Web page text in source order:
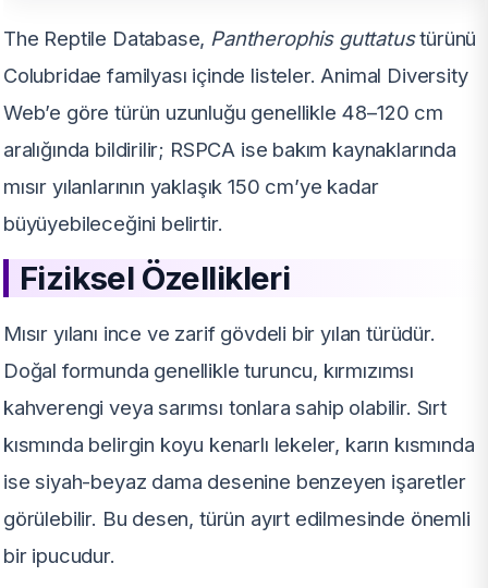
The Reptile Database, Pantherophis guttatustürünü
Colubridae familyası içinde listeler. Animal Diversity
Web’e göre türün uzunluğu genellikle 48–120 cm
aralığında bildirilir; RSPCA ise bakım kaynaklarında
mısır yılanlarının yaklaşık 150 cm’ye kadar
büyüyebileceğini belirtir.
Fiziksel Özellikleri
Mısır yılanı ince ve zarif gövdeli bir yılan türüdür.
Doğal formunda genellikle turuncu, kırmızımsı
kahverengi veya sarımsı tonlara sahip olabilir. Sırt
kısmında belirgin koyu kenarlı lekeler, karın kısmında
ise siyah-beyaz dama desenine benzeyen işaretler
görülebilir. Bu desen, türün ayırt edilmesinde önemli
bir ipucudur.